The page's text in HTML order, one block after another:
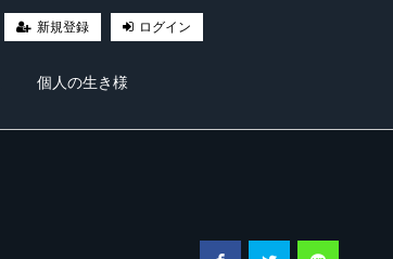
新規登録 ログイン
個人の生き様